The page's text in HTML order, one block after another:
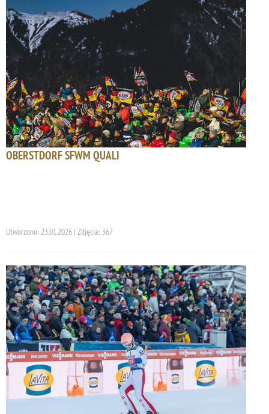
OBERSTDORF SFWM QUALI
Utworzono: 23.01.2026 | Zdjęcia: 367